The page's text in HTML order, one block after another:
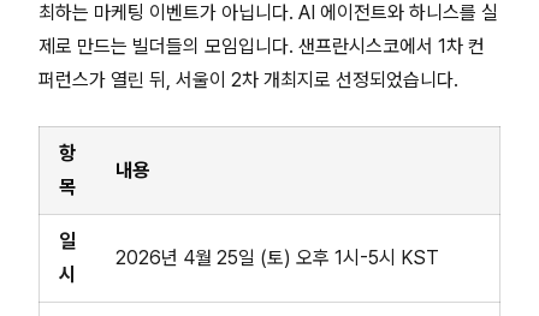
최하는 마케팅 이벤트가 아닙니다. AI 에이전트와 하니스를 실
제로 만드는 빌더들의 모임입니다. 샌프란시스코에서 1차 컨
퍼런스가 열린 뒤, 서울이 2차 개최지로 선정되었습니다.
항
목
내용
일
시
2026년 4월 25일 (토) 오후 1시-5시 KST